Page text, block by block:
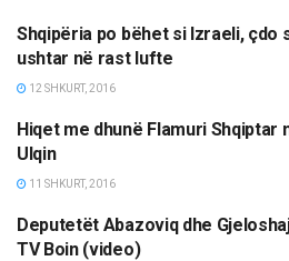
ETNIKE/RAJONI/BOTA
Shqipëria po bëhet si Izraeli, çdo
ushtar në rast lufte
12 SHKURT, 2016
TË ZGJEDHURA
Hiqet me dhunë Flamuri Shqiptar
Ulqin
11 SHKURT, 2016
OPINIONE/EDITORIALE
Deputetët Abazoviq dhe
TV Boin (video)